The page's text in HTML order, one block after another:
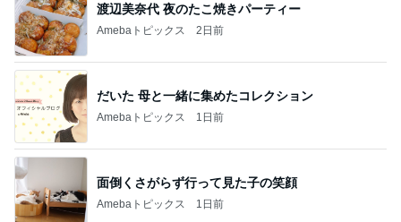
渡辺美奈代 夜のたこ焼きパーティー
Amebaトピックス 2日前
だいた 母と一緒に集めたコレクション
Amebaトピックス 1日前
面倒くさがらず行って見た子の笑顔
Amebaトピックス 1日前